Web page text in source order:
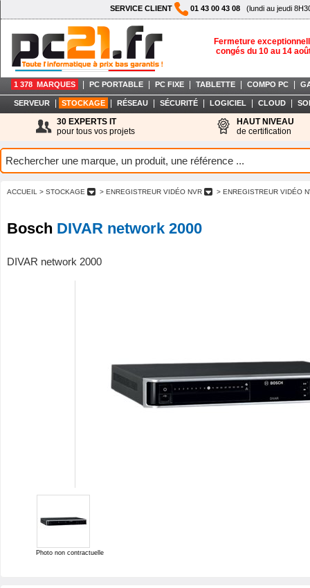
SERVICE CLIENT 01 43 00 43 08 (lundi au jeudi
Fermeture
congés du 10 au 14
1 378 MARQUES PC PORTABLE PC FIXE TABLETTE COMPO PC
SERVEUR STOCKAGE RÉSEAU SÉCURITÉ LOGICIEL CLOUD
30 EXPERTS IT
pour tous vos projets
HAUT NIVEAU
de certification
ACCUEIL > STOCKAGE > ENREGISTREUR VIDÉO NVR > ENREGISTREUR VIDÉO
Bosch DIVAR network 2000
DIVAR network 2000
Photo non contractuelle